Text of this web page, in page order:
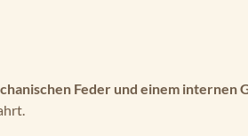
Feder und einem internen